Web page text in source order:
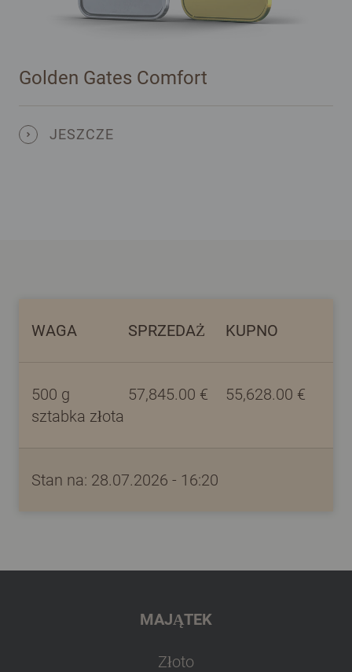
Golden Gates Comfort
WAGA SPRZEDAŻ KUPNO
500 g
sztabka złota
57,845.00 € 55,628.00 €
Stan na: 28.07.2026 - 16:20
MAJĄTEK
Złoto